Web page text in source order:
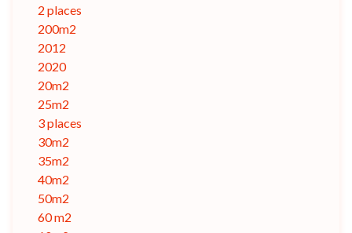
2 places
200m2
2012
2020
20m2
25m2
3 places
30m2
35m2
40m2
50m2
60 m2